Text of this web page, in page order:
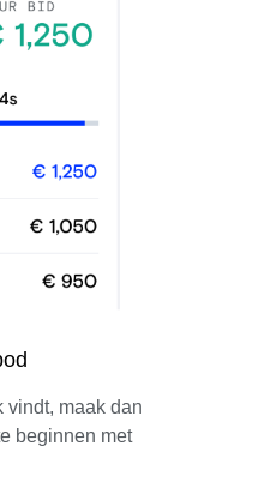
vindt, maak dan
beginnen met